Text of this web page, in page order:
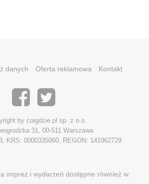
danych Oferta reklamowa Kontakt
by coigdzie.pl sp. z o.o.
31, 00-511 Warszawa
KRS: 0000335060, REGON: 141962729
imprez i wydarzeń dostępne również w: